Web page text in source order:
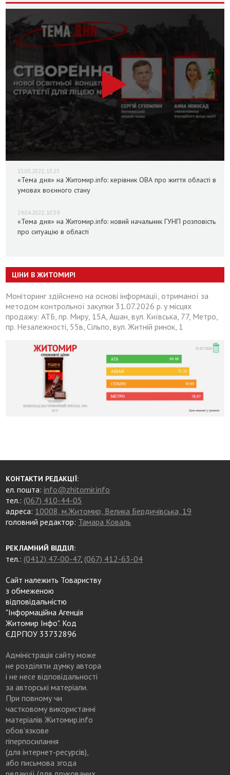
13.05.2022, 13:25
«Тема дня» на Житомир.info: керівник ОВА про життя області в
умовах воєнного стану
29.04.2022, 10:59
«Тема дня» на Житомир.info: новий начальник ГУНП розповість
про ситуацію в області
ЦІНИ В ЖИТОМИРІ
Моніторинг здійснено на основі інформації, отриманої за
методом контрольної закупки 31.07.2026 р. у місцях
продажу: АТБ, пр. Миру, 15А, Ашан, вул. Київська, 77, Метро,
пр. Незалежності, 55в, Сільпо, вул. Житній ринок, 1
КОНТАКТИ РЕДАКЦІЇ:
ел. пошта:info@zhitomir.info
тел.: (067) 410-44-05
адреса: 10008, м.Житомир, Велика Бердичівська, 19
головний редактор: Тамара Коваль
РЕКЛАМНИЙ ВІДДІЛ:
тел.: (0412) 47-00-47, (067) 412-63-04
Сайт належить Товариству
з обмеженою
відповідальністю
"Інформаційна Агенція
Житомир Інфо". Код
ЄДРПОУ 33732896
Адміністрація сайту може
не розділяти думку автора
і не несе відповідальності
за авторські матеріали.
При повному чи
частковому використанні
матеріалів Житомир.info
обов’язкове
гіперпосилання
(для інтернет-ресурсів),
або письмова згода